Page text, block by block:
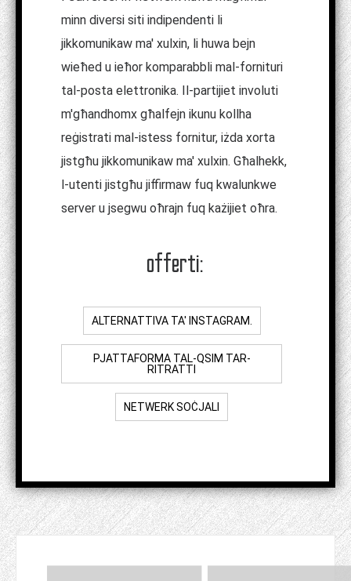
minn diversi siti indipendenti li
jikkomunikaw ma' xulxin, li huwa bejn
wieħed u ieħor komparabbli mal-fornituri
tal-posta elettronika. Il-partijiet involuti
m'għandhomx għalfejn ikunu kollha
reġistrati mal-istess fornitur, iżda xorta
jistgħu jikkomunikaw ma' xulxin. Għalhekk,
l-utenti jistgħu jiffirmaw fuq kwalunkwe
server u jsegwu oħrajn fuq każijiet oħra.
offerti:
ALTERNATTIVA TA' INSTAGRAM.
PJATTAFORMA TAL-QSIM TAR-
RITRATTI
NETWERK SOĊJALI